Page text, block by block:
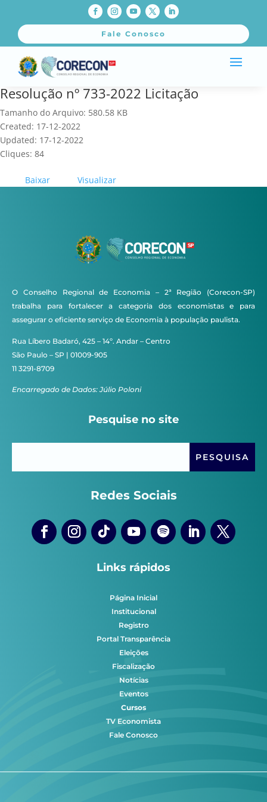
Fale Conosco
Resolução nº 733-2022 Licitação
Tamanho do Arquivo: 580.58 KB
Created: 17-12-2022
Updated: 17-12-2022
Cliques: 84
Baixar Visualizar
O Conselho Regional de Economia – 2ª Região (Corecon-SP)
trabalha para fortalecer a categoria dos economistas e para
assegurar o eficiente serviço de Economia à população paulista.
Rua Líbero Badaró, 425 – 14º. Andar – Centro
São Paulo – SP | 01009-905
11 3291-8709
Encarregado de Dados: Júlio Poloni
Pesquise no site
Redes Sociais
Links rápidos
Página Inicial
Institucional
Registro
Portal Transparência
Eleições
Fiscalização
Notícias
Eventos
Cursos
TV Economista
Fale Conosco